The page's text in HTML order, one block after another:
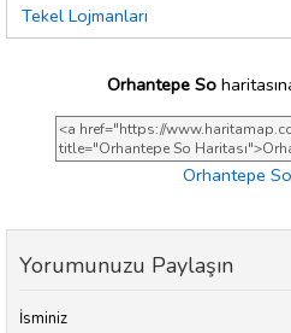
Tekel Lojmanları
Orhantepe So
Orhantepe
Yorumunuzu Paylaşın
İsminiz